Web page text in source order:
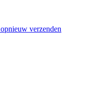
verzenden